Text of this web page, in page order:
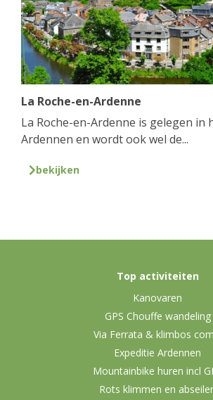
La Roche-en-Ardenne
La Roche-en-Ardenne is gelegen in
Ardennen en wordt ook wel de...
bekijken
Top activiteiten
Kanovaren
GPS Chouffe wandeling
Via Ferrata & klimbos
Expeditie Ardennen
Mountainbike huren incl
Rots klimmen en